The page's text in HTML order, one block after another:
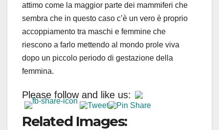
attimo come la maggior parte dei mammiferi che
sembra che in questo caso c’è un vero è proprio
accoppiamento tra maschi e femmine che
riescono a farlo mettendo al mondo prole viva
dopo un piccolo periodo di gestazione della
femmina.
Please follow and like us:
Related Images: